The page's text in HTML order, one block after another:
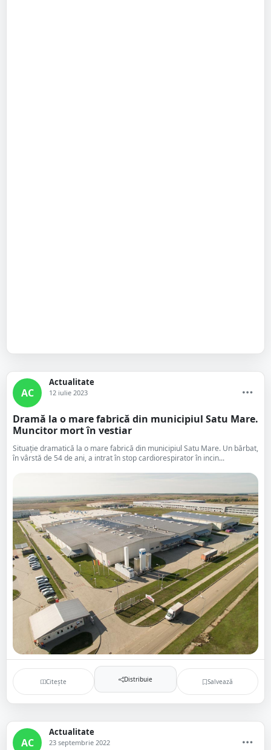
AC
Actualitate
12 iulie 2023
Dramă la o mare fabrică din municipiul Satu Mare.
Muncitor mort în vestiar
Situație dramatică la o mare fabrică din municipiul Satu Mare. Un bărbat,
în vârstă de 54 de ani, a intrat în stop cardiorespirator în incin...
Citește Distribuie Salvează
AC
Actualitate
23 septembrie 2022